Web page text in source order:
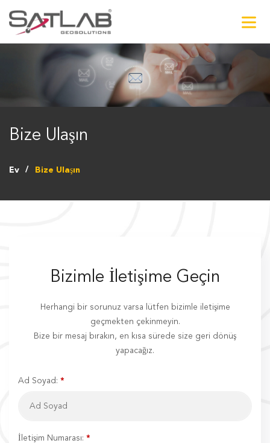
Bize Ulaşın
Ev Bize Ulaşın
Bizimle İletişime Geçin
Herhangi bir sorunuz varsa lütfen bizimle iletişime
geçmekten çekinmeyin.
Bize bir mesaj bırakın, en kısa sürede size geri dönüş
yapacağız.
Ad Soyad: *
İletişim Numarası: *